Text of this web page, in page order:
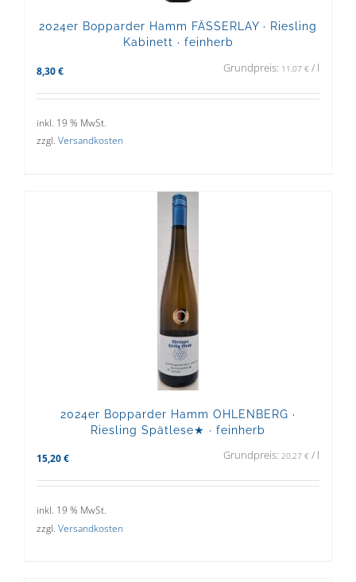
2024er Bopparder Hamm FÄSSERLAY · Riesling
Kabinett · feinherb
8,30 € Grundpreis: 11,07 € / l
inkl. 19 % MwSt.
zzgl. Versandkosten
2024er Bopparder Hamm OHLENBERG ·
Riesling Spätlese★ · feinherb
15,20 € Grundpreis: 20,27 € / l
inkl. 19 % MwSt.
zzgl. Versandkosten